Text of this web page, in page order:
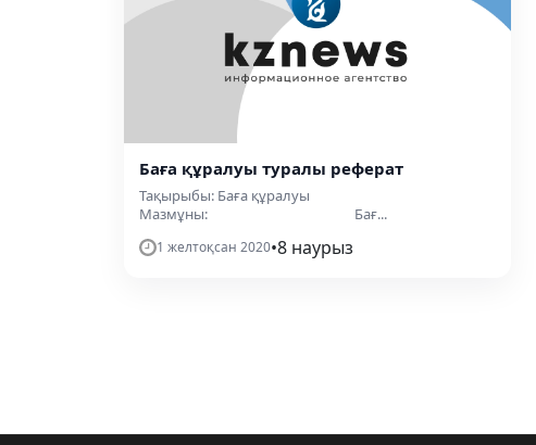
Баға құралуы туралы реферат
Тақырыбы: Баға құралуы
Мазмұны: Бағ...
1 желтоқсан 2020•8 наурыз